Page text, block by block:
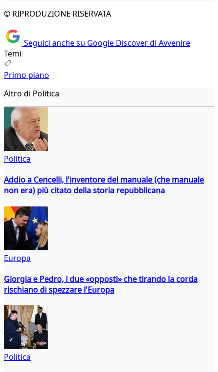
© RIPRODUZIONE RISERVATA
Seguici anche su Google Discover di Avvenire
Temi
Primo piano
Altro di Politica
Politica
Addio a Cencelli, l'inventore del manuale (che manuale
non era) più citato della storia repubblicana
Europa
Giorgia e Pedro, i due «opposti» che tirando la corda
rischiano di spezzare l'Europa
Politica